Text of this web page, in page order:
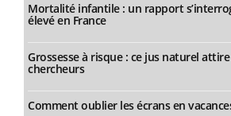
Mortalité infantile : un rapport
élevé en France
Grossesse à risque : ce jus naturel
chercheurs
Comment oublier les écrans en